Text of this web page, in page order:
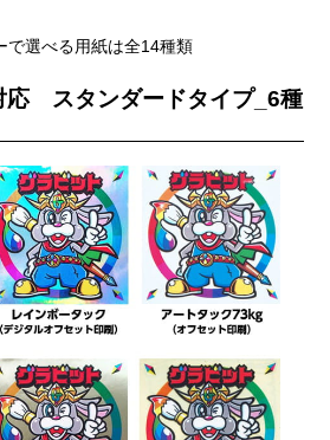
で選べる用紙は全14種類
応 スタンダードタイプ_6種